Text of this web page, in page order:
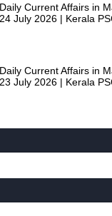
Daily Current Affairs in
24 July 2026 | Kerala
Daily Current Affairs in
23 July 2026 | Kerala